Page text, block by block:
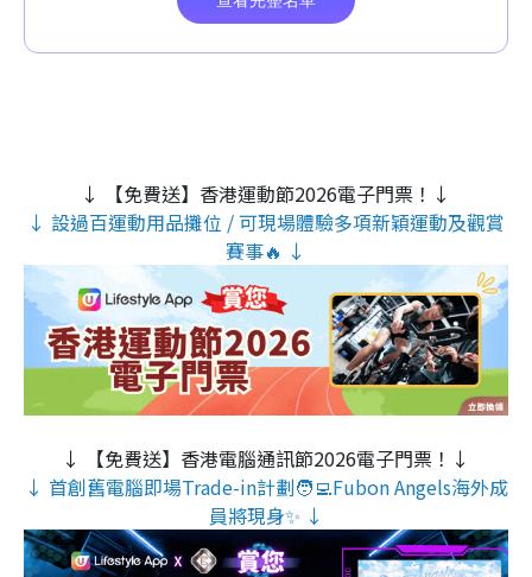
↓ 【免費送】香港運動節2026電子門票！↓
↓ 設過百運動用品攤位 / 可現場體驗多項新穎運動及觀賞
賽事🔥 ↓
↓ 【免費送】香港電腦通訊節2026電子門票！↓
↓ 首創舊電腦即場Trade-in計劃🧑‍💻Fubon Angels海外成
員將現身✨ ↓